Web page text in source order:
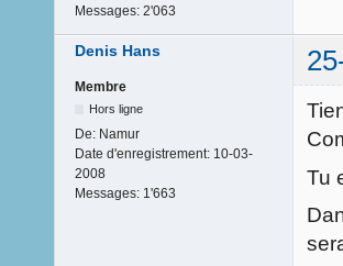
Messages: 2'063
Denis Hans
Membre
Hors ligne
De: Namur
Date d'enregistrement: 10-03-
2008
Messages: 1'663
Tu